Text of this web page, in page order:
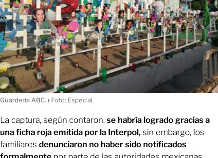
Guardería ABC. ı Foto: Especial.
La captura, según contaron, se habría logrado gracias a
una ficha roja emitida por la Interpol, sin embargo, los
familiares denunciaron no haber sido notificados